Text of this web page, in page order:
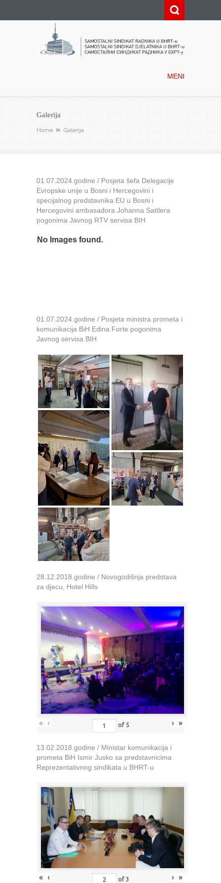
MENI
Galerija
Home Galerija
01.07.2024.godine / Posjeta šefa Delegacije
Evropske unije u Bosni i Hercegovini i
specijalnog predstavnika EU u Bosni i
Hercegovini ambasadora Johanna Sattlera
pogonima Javnog RTV servisa BIH
No Images found.
01.07.2024.godine / Posjeta ministra prometa i
komunikacija BiH Edina Forte pogonima
Javnog servisa BIH
28.12.2018.godine / Novogodišnja predstava
za djecu, Hotel Hills
« ‹ of 5 › »
13.02.2018.godine / Ministar komunikacija i
prometa BiH Ismir Jusko sa predstavnicima
Reprezentativnog sindikata u BHRT-u
« ‹ of 3 › »